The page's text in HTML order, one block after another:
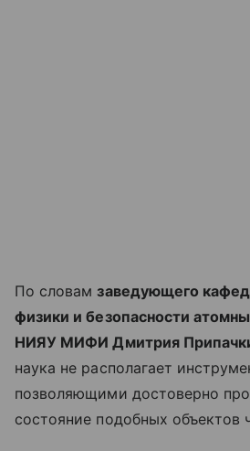
По словамзаведующего
физики и безопасности
НИЯУ МИФИ Дмитрия
наука не располагает
позволяющими достоверно
состояние подобных объектов